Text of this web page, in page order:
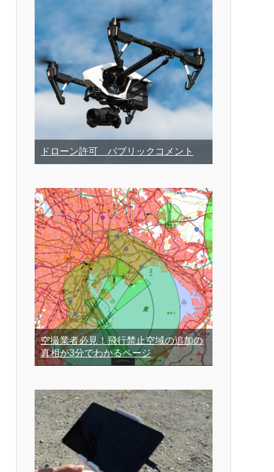
ドローン許可 パブリックコメント
空撮業者必見！飛行禁止空域の追加の
真相が3分でわかるページ